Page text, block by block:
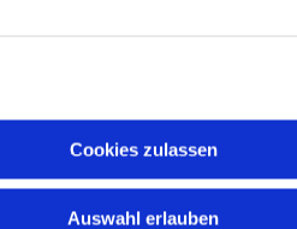
Cookies zulassen
Auswahl erlauben